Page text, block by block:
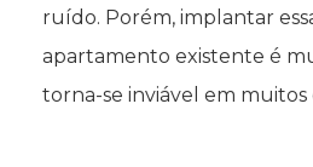
ruído. Porém, implantar
apartamento existente é
torna-se inviável em muitos